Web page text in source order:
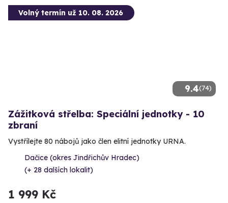
9.4(74)
Volný termín už 10. 08. 2026
Zážitková střelba: Speciální jednotky - 10
zbraní
Vystřílejte 80 nábojů jako člen elitní jednotky URNA.
Dačice (okres Jindřichův Hradec)
(+ 28 dalších lokalit)
1 999 Kč